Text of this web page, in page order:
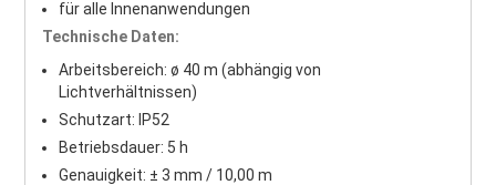
für alle Innenanwendungen
Technische Daten:
Arbeitsbereich: ø 40 m (abhängig von
Lichtverhältnissen)
Schutzart: IP52
Betriebsdauer: 5 h
Genauigkeit: ± 3 mm / 10,00 m